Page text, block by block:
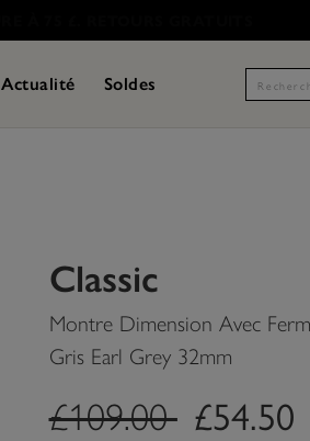
Actualité Soldes
Classic
Montre Dimension Avec
Gris Earl Grey 32mm
£109.00 £54.50